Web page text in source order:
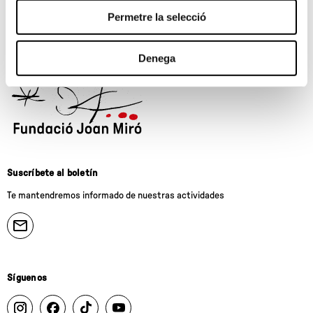
Permetre la selecció
Denega
Suscríbete al boletín
Te mantendremos informado de nuestras actividades
Síguenos